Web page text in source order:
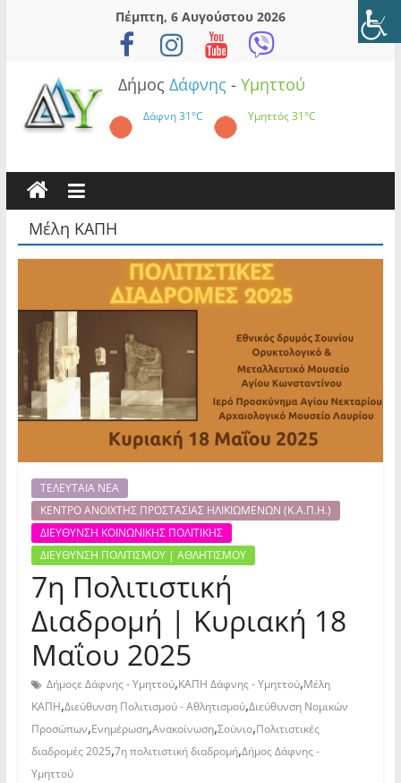
Πέμπτη, 6 Αυγούστου 2026
Δήμος Δάφνης - Υμηττού
Δάφνη31°C Υμηττός31°C
Μέλη ΚΑΠΗ
ΤΕΛΕΥΤΑΙΑ ΝΕΑ
ΚΕΝΤΡΟ ΑΝΟΙΧΤΗΣ ΠΡΟΣΤΑΣΙΑΣ ΗΛΙΚΙΩΜΕΝΩΝ (Κ.Α.Π.Η.)
ΔΙΕΥΘΥΝΣΗ ΚΟΙΝΩΝΙΚΗΣ ΠΟΛΙΤΙΚΗΣ
ΔΙΕΥΘΥΝΣΗ ΠΟΛΙΤΙΣΜΟΥ | ΑΘΛΗΤΙΣΜΟΥ
7η Πολιτιστική
Διαδρομή | Κυριακή 18
Μαΐου 2025
Δήμοςε Δάφνης - Υμηττού,ΚΑΠΗ Δάφνης - Υμηττού,Μέλη
ΚΑΠΗ,Διεύθυνση Πολιτισμού - Αθλητισμού,Διεύθυνση Νομικών
Προσώπων,Ενημέρωση,Ανακοίνωση,Σούνιο,Πολιτιστικές
διαδρομές 2025,7η πολιτιστική διαδρομή,Δήμος Δάφνης -
Υμηττού